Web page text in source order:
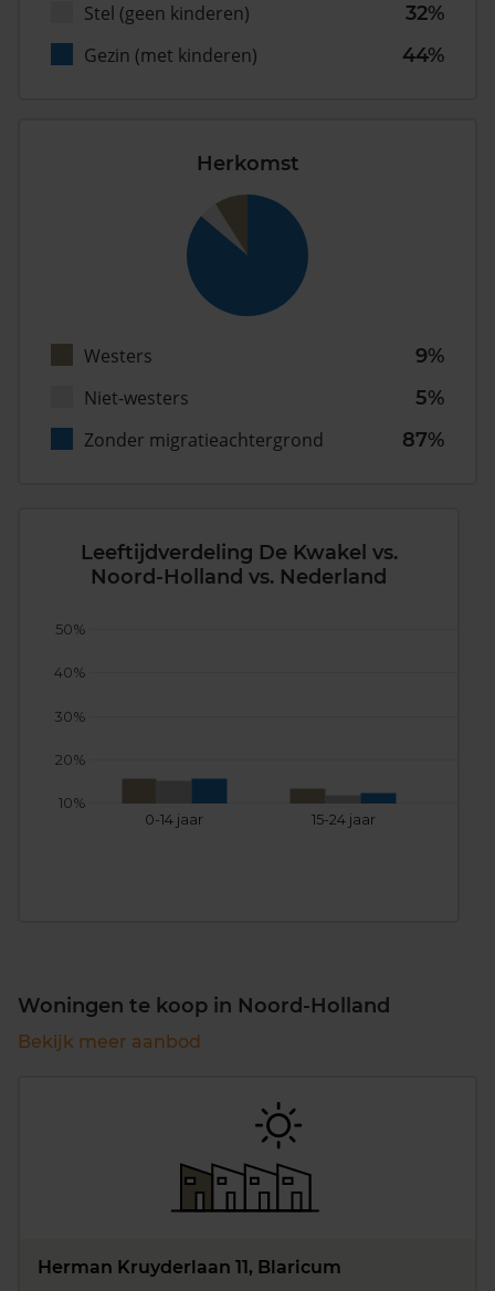
Stel (geen kinderen)
32%
Gezin (met kinderen)
44%
Herkomst
Westers
9%
Niet-westers
5%
Zonder migratieachtergrond
87%
Leeftijdverdeling De Kwakel vs.
Noord-Holland vs. Nederland
0-14 jaar 15-24 jaar
10%
20%
30%
40%
50%
Woningen te koop in Noord-Holland
Bekijk meer aanbod
Herman Kruyderlaan 11, Blaricum